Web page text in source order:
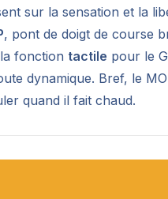
sur la sensation et la
, pont de doigt de course
fonction tactile pour le
dynamique. Bref, le
quand il fait chaud.